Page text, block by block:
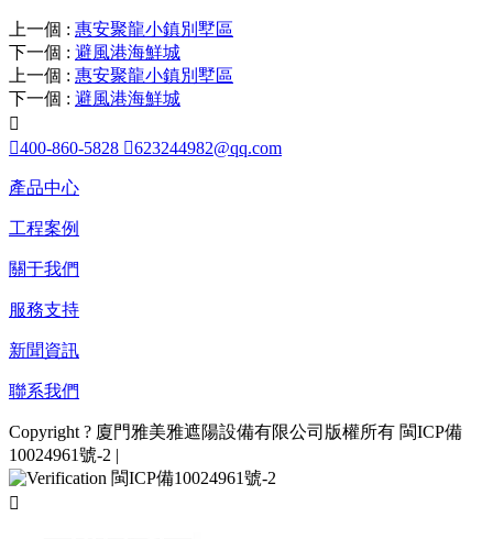
上一個 : 惠安聚龍小鎮別墅區
下一個 : 避風港海鮮城
上一個 : 惠安聚龍小鎮別墅區
下一個 : 避風港海鮮城

400-860-5828 623244982@qq.com
產品中心
工程案例
關于我們
服務支持
新聞資訊
聯系我們
Copyright ? 廈門雅美雅遮陽設備有限公司版權所有 閩ICP備
10024961號-2 |
閩ICP備10024961號-2
